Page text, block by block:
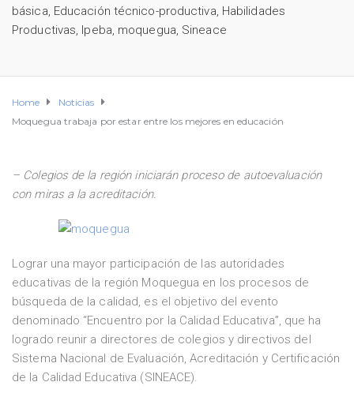
básica, Educación técnico-productiva, Habilidades
Productivas, Ipeba, moquegua, Sineace
Home
Noticias
Moquegua trabaja por estar entre los mejores en educación
– Colegios de la región iniciarán proceso de autoevaluación
con miras a la acreditación.
Lograr una mayor participación de las autoridades
educativas de la región Moquegua en los procesos de
búsqueda de la calidad, es el objetivo del evento
denominado “Encuentro por la Calidad Educativa”, que ha
logrado reunir a directores de colegios y directivos del
Sistema Nacional de Evaluación, Acreditación y Certificación
de la Calidad Educativa (SINEACE).